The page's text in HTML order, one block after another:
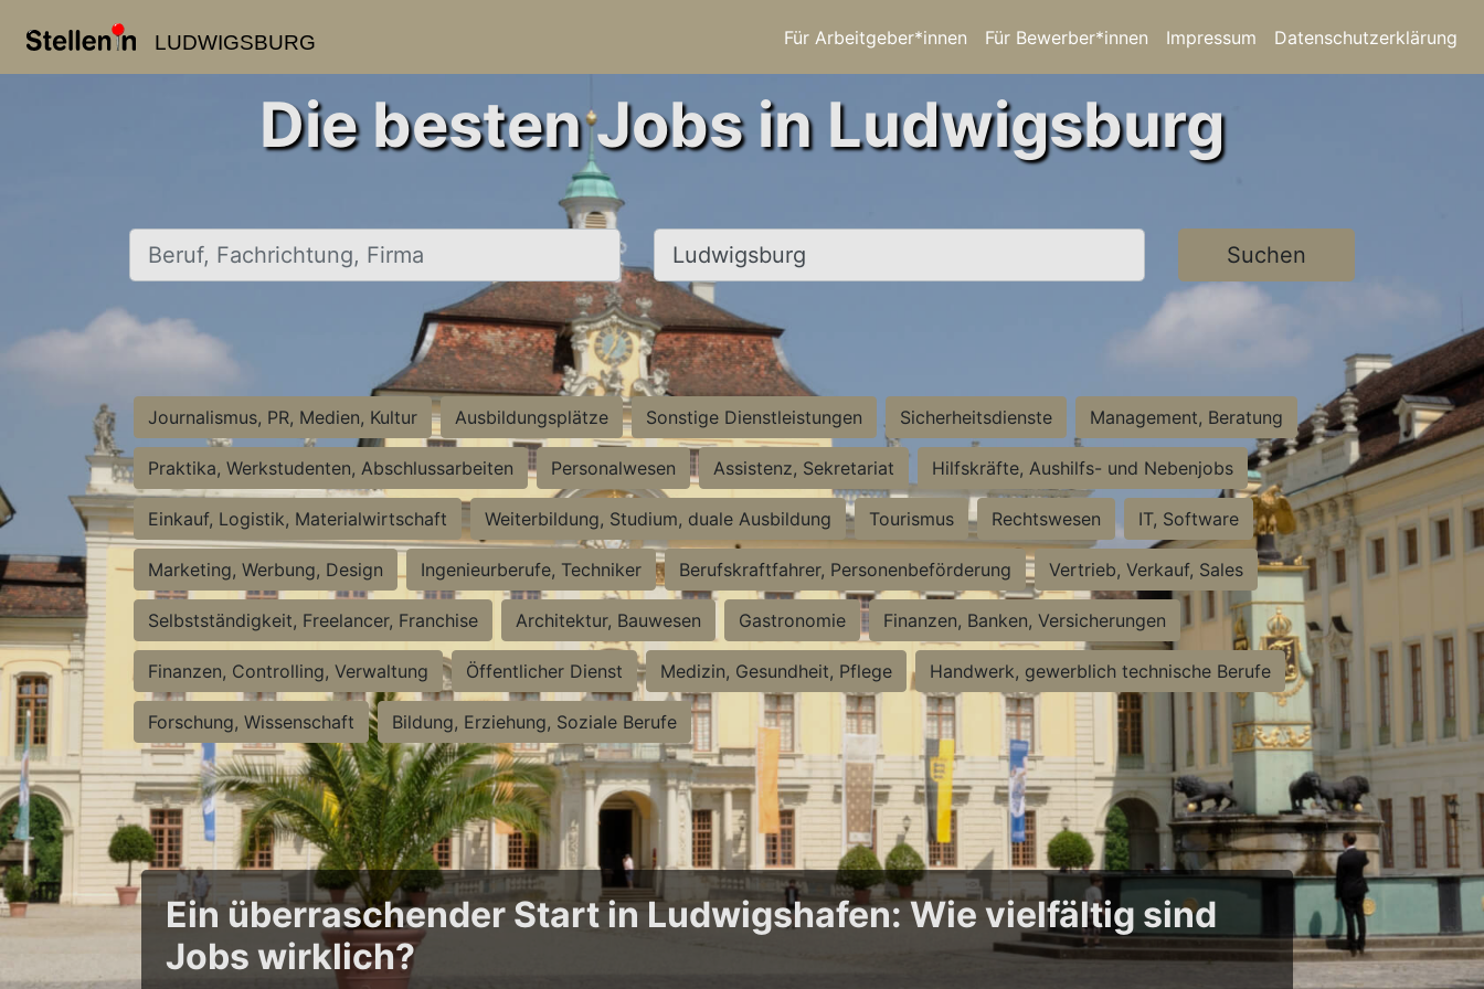
LUDWIGSBURG Für Arbeitgeber*innen Für Bewerber*innen Impressum Datenschutzerklärung
Die besten Jobs in Ludwigsburg
Beruf, Fachrichtung, Firma Ort, Stadt Suchen
Journalismus, PR, Medien, Kultur Ausbildungsplätze Sonstige Dienstleistungen Sicherheitsdienste Management, Beratung
Praktika, Werkstudenten, Abschlussarbeiten Personalwesen Assistenz, Sekretariat Hilfskräfte, Aushilfs- und Nebenjobs
Einkauf, Logistik, Materialwirtschaft Weiterbildung, Studium, duale Ausbildung Tourismus Rechtswesen IT, Software
Marketing, Werbung, Design Ingenieurberufe, Techniker Berufskraftfahrer, Personenbeförderung Vertrieb, Verkauf, Sales
Selbstständigkeit, Freelancer, Franchise Architektur, Bauwesen Gastronomie Finanzen, Banken, Versicherungen
Finanzen, Controlling, Verwaltung Öffentlicher Dienst Medizin, Gesundheit, Pflege Handwerk, gewerblich technische Berufe
Forschung, Wissenschaft Bildung, Erziehung, Soziale Berufe
Ein überraschender Start in Ludwigshafen: Wie vielfältig sind
Jobs wirklich?